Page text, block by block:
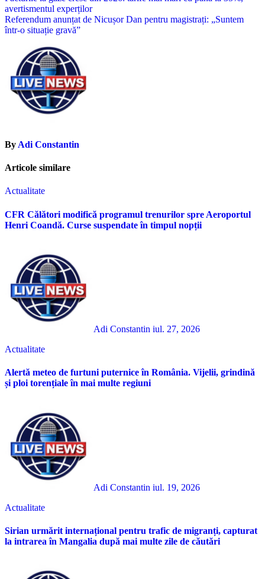
în
articole
avertismentul experților
Referendum anunțat de Nicușor Dan pentru magistrați: „Suntem
într-o situație gravă”
By Adi Constantin
Articole similare
Actualitate
CFR Călători modifică programul trenurilor spre Aeroportul
Henri Coandă. Curse suspendate în timpul nopții
Adi Constantin iul. 27, 2026
Actualitate
Alertă meteo de furtuni puternice în România. Vijelii, grindină
și ploi torențiale în mai multe regiuni
Adi Constantin iul. 19, 2026
Actualitate
Sirian urmărit internațional pentru trafic de migranți, capturat
la intrarea în Mangalia după mai multe zile de căutări